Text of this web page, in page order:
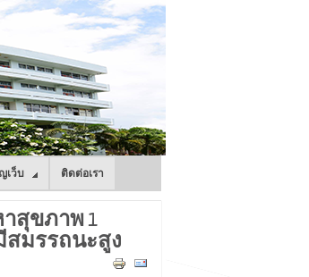
เว็บ ติดต่อเรา
สุขภาพ 1
มรรถนะสูง